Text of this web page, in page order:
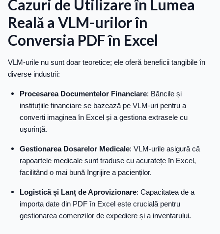
Cazuri de Utilizare în Lumea
Reală a VLM-urilor în
Conversia PDF în Excel
VLM-urile nu sunt doar teoretice; ele oferă beneficii tangibile în
diverse industrii:
Procesarea Documentelor Financiare: Băncile și
instituțiile financiare se bazează pe VLM-uri pentru a
converti imaginea în Excel și a gestiona extrasele cu
ușurință.
Gestionarea Dosarelor Medicale: VLM-urile asigură că
rapoartele medicale sunt traduse cu acuratețe în Excel,
facilitând o mai bună îngrijire a pacienților.
Logistică și Lanț de Aprovizionare: Capacitatea de a
importa date din PDF în Excel este crucială pentru
gestionarea comenzilor de expediere și a inventarului.